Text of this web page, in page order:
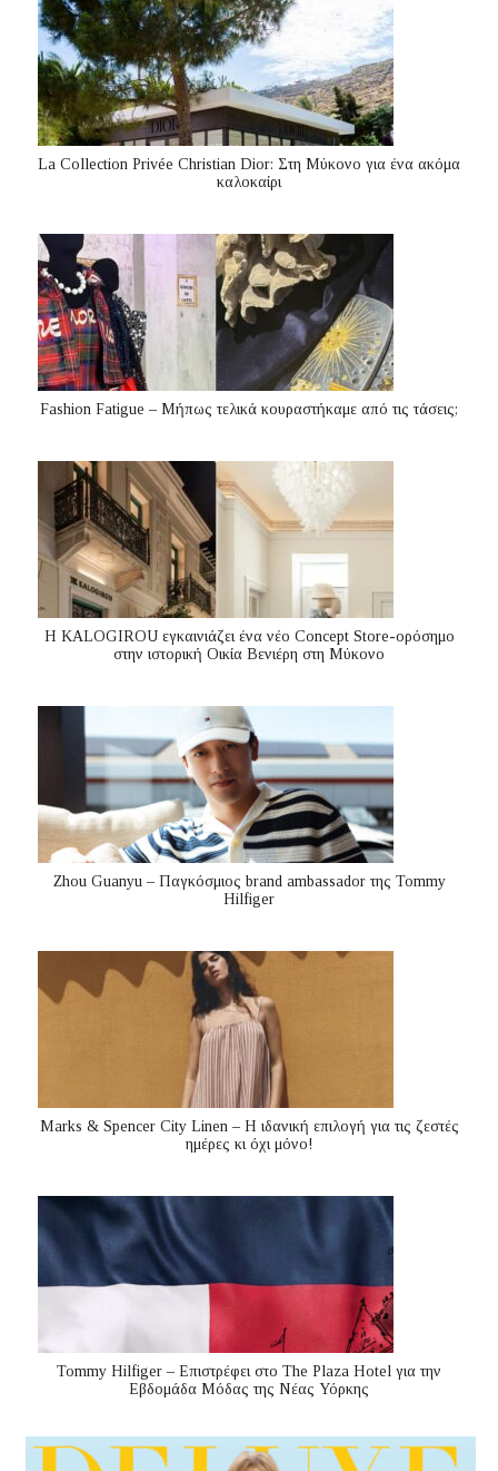
La Collection Privée Christian Dior: Στη Μύκονο για ένα ακόμα
καλοκαίρι
Fashion Fatigue – Μήπως τελικά κουραστήκαμε από τις τάσεις;
Η KALOGIROU εγκαινιάζει ένα νέο Concept Store-ορόσημο
στην ιστορική Οικία Βενιέρη στη Μύκονο
Zhou Guanyu – Παγκόσμιος brand ambassador της Tommy
Hilfiger
Marks & Spencer City Linen – Η ιδανική επιλογή για τις ζεστές
ημέρες κι όχι μόνο!
Tommy Hilfiger – Επιστρέφει στο The Plaza Hotel για την
Εβδομάδα Μόδας της Νέας Υόρκης